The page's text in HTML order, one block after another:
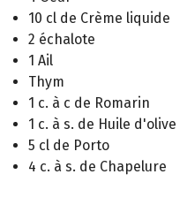
10 cl de Crème liquide
2 échalote
1 Ail
Thym
1 c. à c de Romarin
1 c. à s. de Huile d'olive
5 cl de Porto
4 c. à s. de Chapelure